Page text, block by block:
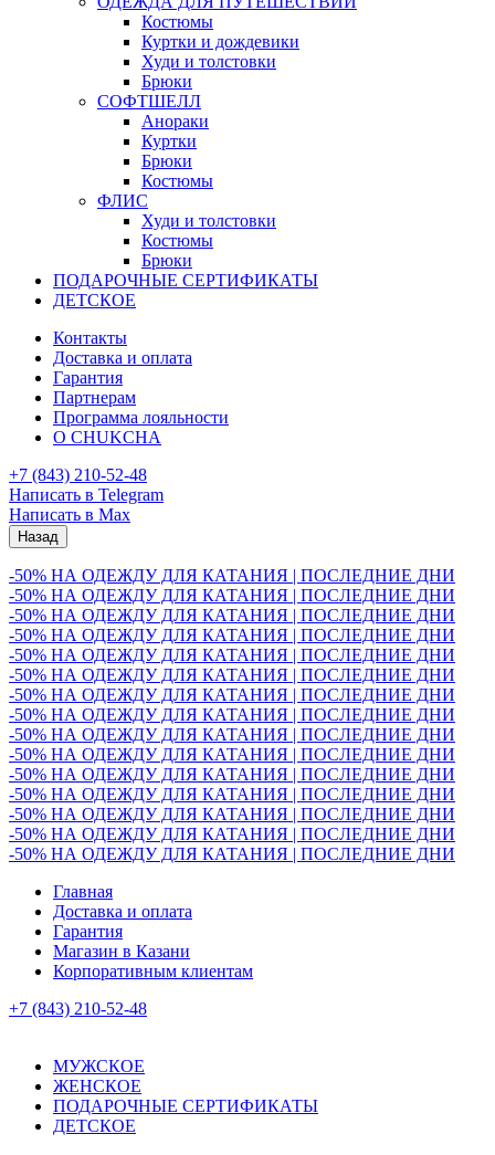
Костюмы
Куртки и дождевики
Худи и толстовки
Брюки
СОФТШЕЛЛ
Анораки
Куртки
Брюки
Костюмы
ФЛИС
Худи и толстовки
Костюмы
Брюки
ПОДАРОЧНЫЕ СЕРТИФИКАТЫ
ДЕТСКОЕ
Контакты
Доставка и оплата
Гарантия
Партнерам
Программа лояльности
О CHUKCHA
+7 (843) 210-52-48
Написать в Telegram
Написать в Max
Назад
-50% НА ОДЕЖДУ ДЛЯ КАТАНИЯ | ПОСЛЕДНИЕ ДНИ
-50% НА ОДЕЖДУ ДЛЯ КАТАНИЯ | ПОСЛЕДНИЕ ДНИ
-50% НА ОДЕЖДУ ДЛЯ КАТАНИЯ | ПОСЛЕДНИЕ ДНИ
-50% НА ОДЕЖДУ ДЛЯ КАТАНИЯ | ПОСЛЕДНИЕ ДНИ
-50% НА ОДЕЖДУ ДЛЯ КАТАНИЯ | ПОСЛЕДНИЕ ДНИ
-50% НА ОДЕЖДУ ДЛЯ КАТАНИЯ | ПОСЛЕДНИЕ ДНИ
-50% НА ОДЕЖДУ ДЛЯ КАТАНИЯ | ПОСЛЕДНИЕ ДНИ
-50% НА ОДЕЖДУ ДЛЯ КАТАНИЯ | ПОСЛЕДНИЕ ДНИ
-50% НА ОДЕЖДУ ДЛЯ КАТАНИЯ | ПОСЛЕДНИЕ ДНИ
-50% НА ОДЕЖДУ ДЛЯ КАТАНИЯ | ПОСЛЕДНИЕ ДНИ
-50% НА ОДЕЖДУ ДЛЯ КАТАНИЯ | ПОСЛЕДНИЕ ДНИ
-50% НА ОДЕЖДУ ДЛЯ КАТАНИЯ | ПОСЛЕДНИЕ ДНИ
-50% НА ОДЕЖДУ ДЛЯ КАТАНИЯ | ПОСЛЕДНИЕ ДНИ
-50% НА ОДЕЖДУ ДЛЯ КАТАНИЯ | ПОСЛЕДНИЕ ДНИ
-50% НА ОДЕЖДУ ДЛЯ КАТАНИЯ | ПОСЛЕДНИЕ ДНИ
Главная
Доставка и оплата
Гарантия
Магазин в Казани
Корпоративным клиентам
+7 (843) 210-52-48
МУЖСКОЕ
ЖЕНСКОЕ
ПОДАРОЧНЫЕ СЕРТИФИКАТЫ
ДЕТСКОЕ